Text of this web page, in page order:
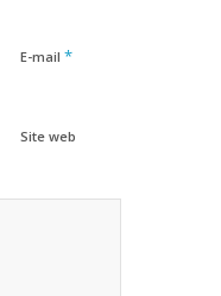
E-mail *
Site web